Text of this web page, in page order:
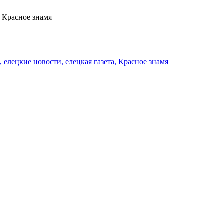
Красное знамя
новости, елецкая газета, Красное знамя